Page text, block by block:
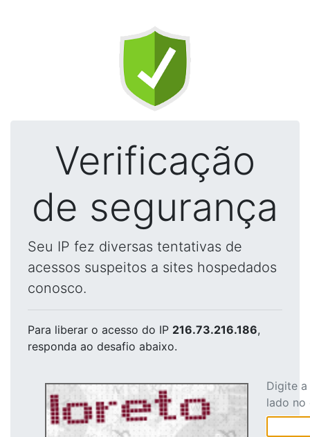
Verificação
de segurança
Seu IP fez diversas tentativas de
acessos suspeitos a sites hospedados
conosco.
Para liberar o acesso do IP 216.73.216.186,
responda ao desafio abaixo.
Digite
lado no